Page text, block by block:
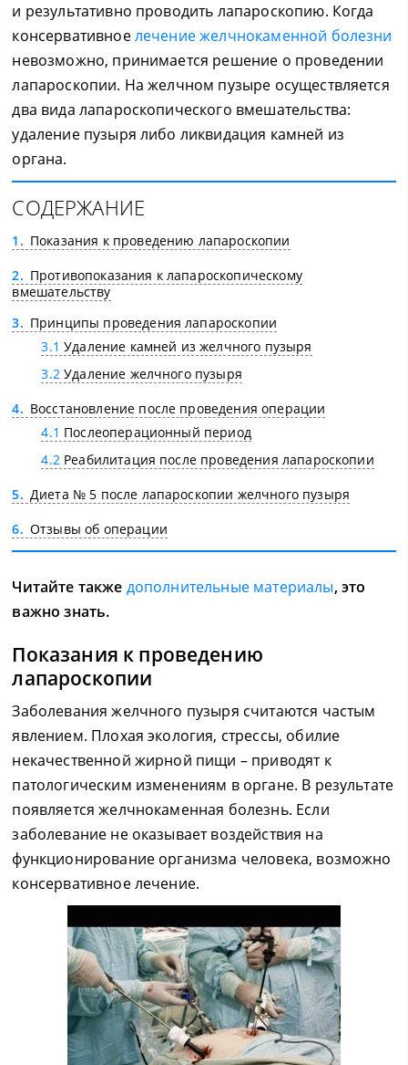
и результативно проводить лапароскопию. Когда
консервативноелечение желчнокаменной болезни
невозможно, принимается решение о проведении
лапароскопии. На желчном пузыре осуществляется
два вида лапароскопического вмешательства:
удаление пузыря либо ликвидация камней из
органа.
СОДЕРЖАНИЕ
1
Показания к проведению лапароскопии
2
Противопоказания к лапароскопическому
вмешательству
3
Принципы проведения лапароскопии
3.1 Удаление камней из желчного пузыря
3.2Удаление желчного пузыря
4
Восстановление после проведения операции
4.1 Послеоперационный период
4.2Реабилитация после проведения лапароскопии
5
Диета № 5 после лапароскопии желчного пузыря
6
Отзывы об операции
Читайте также дополнительные материалы, это
важно знать.
Показания к проведению
лапароскопии
Заболевания желчного пузыря считаются частым
явлением. Плохая экология, стрессы, обилие
некачественной жирной пищи – приводят к
патологическим изменениям в органе. В результате
появляется желчнокаменная болезнь. Если
заболевание не оказывает воздействия на
функционирование организма человека, возможно
консервативное лечение.